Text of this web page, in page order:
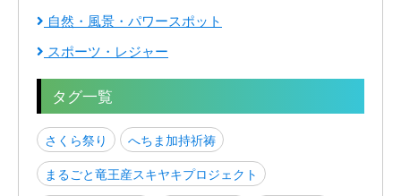
自然・風景・パワースポット
スポーツ・レジャー
タグ一覧
さくら祭り
へちま加持祈祷
まるごと竜王産スキヤキプロジェクト